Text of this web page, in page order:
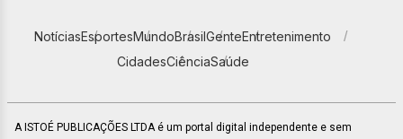
NotíciasEsportesMundoBrasilGenteEntretenimento
CidadesCiênciaSaúde
A ISTOÉ PUBLICAÇÕES LTDA é um portal digital independente e sem